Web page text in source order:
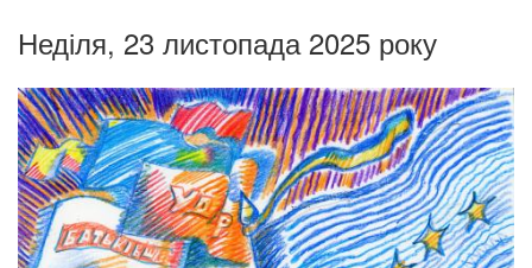
Неділя, 23 листопада 2025 року